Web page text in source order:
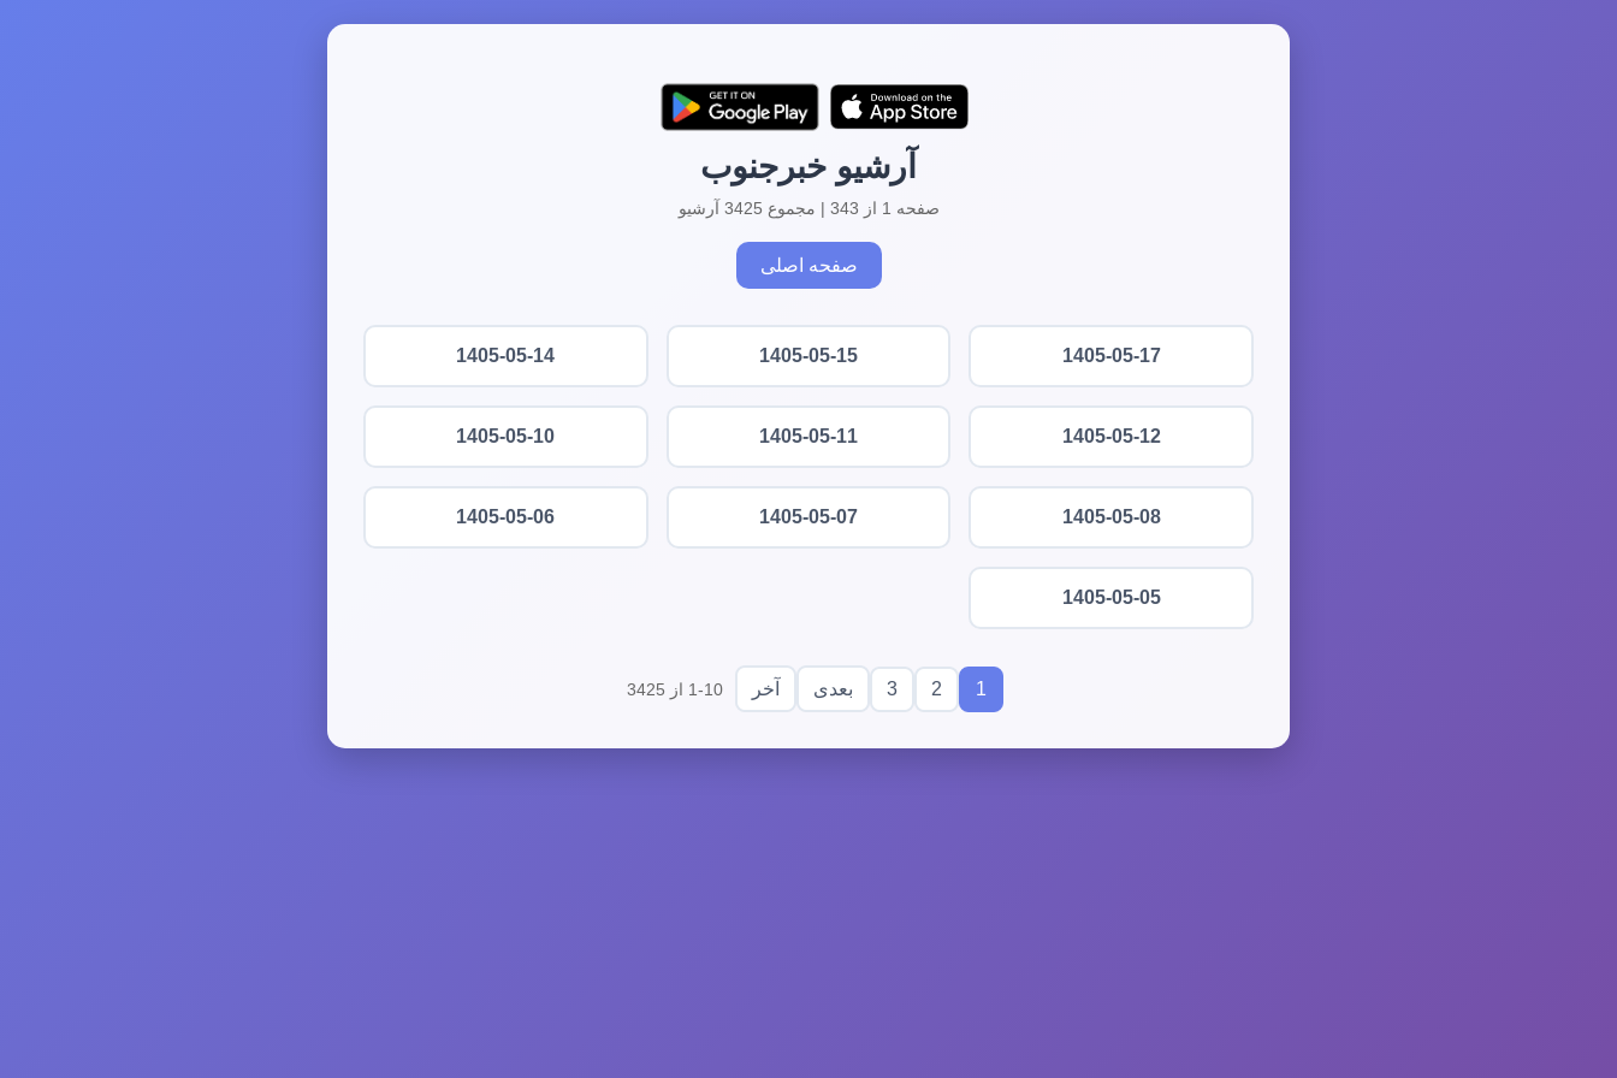
آرشیو خبرجنوب
صفحه 1 از 343 | مجموع 3425 آرشیو
صفحه اصلی
1405-05-17
1405-05-15
1405-05-14
1405-05-12
1405-05-11
1405-05-10
1405-05-08
1405-05-07
1405-05-06
1405-05-05
1
2
3 بعدی آخر 1-10 از 3425